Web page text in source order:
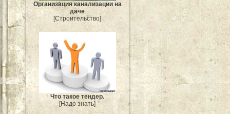
Организация канализации на
даче
[Строительство]
Что такое тендер.
[Надо знать]